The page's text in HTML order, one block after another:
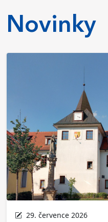
Novinky
29. července 2026